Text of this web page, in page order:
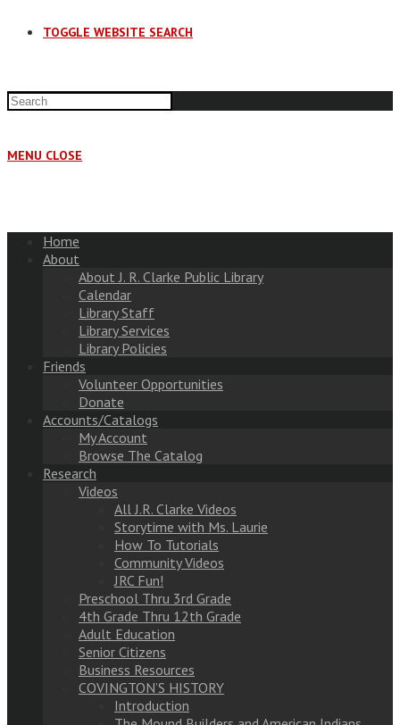
TOGGLE WEBSITE SEARCH
MENU CLOSE
Home
About
About J. R. Clarke Public Library
Calendar
Library Staff
Library Services
Library Policies
Friends
Volunteer Opportunities
Donate
Accounts/Catalogs
My Account
Browse The Catalog
Research
Videos
All J.R. Clarke Videos
Storytime with Ms. Laurie
How To Tutorials
Community Videos
JRC Fun!
Preschool Thru 3rd Grade
4th Grade Thru 12th Grade
Adult Education
Senior Citizens
Business Resources
COVINGTON’S HISTORY
Introduction